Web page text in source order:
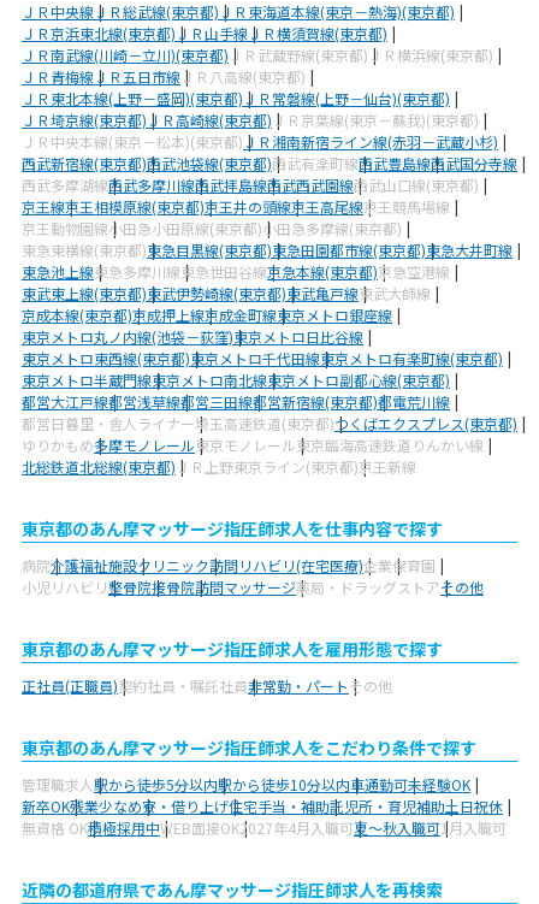
ＪＲ中央線ＪＲ総武線(東京都)ＪＲ東海道本線(東京－熱海)(東京都)
ＪＲ京浜東北線(東京都)ＪＲ山手線ＪＲ横須賀線(東京都)
ＪＲ南武線(川崎－立川)(東京都) ＪＲ武蔵野線(東京都) ＪＲ横浜線(東京都)
ＪＲ青梅線ＪＲ五日市線 ＪＲ八高線(東京都)
ＪＲ東北本線(上野－盛岡)(東京都)ＪＲ常磐線(上野－仙台)(東京都)
ＪＲ埼京線(東京都)ＪＲ高崎線(東京都) ＪＲ京葉線(東京－蘇我)(東京都)
ＪＲ中央本線(東京－松本)(東京都)ＪＲ湘南新宿ライン線(赤羽－武蔵小杉)
西武新宿線(東京都)西武池袋線(東京都)西武有楽町線西武豊島線西武国分寺線
西武多摩湖線西武多摩川線西武拝島線西武西武園線西武山口線(東京都)
京王線京王相模原線(東京都)京王井の頭線京王高尾線京王競馬場線
京王動物園線小田急小田原線(東京都)小田急多摩線(東京都)
東急東横線(東京都)東急目黒線(東京都)東急田園都市線(東京都)東急大井町線
東急池上線東急多摩川線東急世田谷線京急本線(東京都)京急空港線
東武東上線(東京都)東武伊勢崎線(東京都)東武亀戸線東武大師線
京成本線(東京都)京成押上線京成金町線東京メトロ銀座線
東京メトロ丸ノ内線(池袋－荻窪)東京メトロ日比谷線
東京メトロ東西線(東京都)東京メトロ千代田線東京メトロ有楽町線(東京都)
東京メトロ半蔵門線東京メトロ南北線東京メトロ副都心線(東京都)
都営大江戸線都営浅草線都営三田線都営新宿線(東京都)都電荒川線
都営日暮里・舎人ライナー埼玉高速鉄道(東京都)つくばエクスプレス(東京都)
ゆりかもめ多摩モノレール東京モノレール東京臨海高速鉄道りんかい線
北総鉄道北総線(東京都) ＪＲ上野東京ライン(東京都)京王新線
東京都のあん摩マッサージ指圧師求人を仕事内容で探す
病院介護福祉施設クリニック訪問リハビリ(在宅医療)企業保育園
小児リハビリ整骨院接骨院訪問マッサージ薬局・ドラッグストアその他
東京都のあん摩マッサージ指圧師求人を雇用形態で探す
正社員(正職員)契約社員・嘱託社員非常勤・パートその他
東京都のあん摩マッサージ指圧師求人をこだわり条件で探す
管理職求人駅から徒歩5分以内駅から徒歩10分以内車通勤可未経験OK
新卒OK残業少なめ寮・借り上げ住宅手当・補助託児所・育児補助土日祝休
無資格 OK積極採用中WEB面接OK2027年4月入職可夏～秋入職可1月入職可
近隣の都道府県であん摩マッサージ指圧師求人を再検索